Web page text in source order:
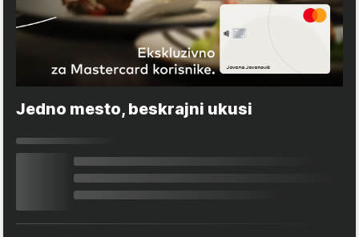
Jedno mesto, beskrajni ukusi